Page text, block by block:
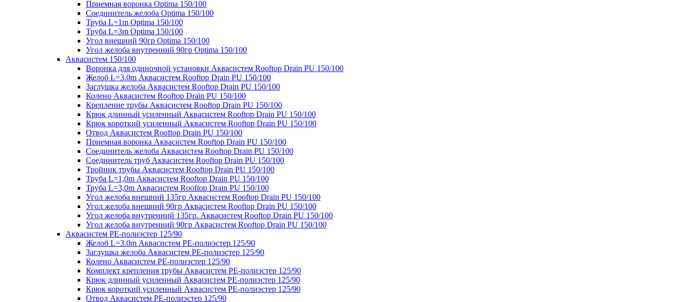
Приемная воронка Optima 150/100
Соединитель желоба Optima 150/100
Труба L=1m Optima 150/100
Труба L=3m Optima 150/100
Угол внешний 90гр Optima 150/100
Угол желоба внутренний 90гр Optima 150/100
Аквасистем 150/100
Воронка для одиночной установки Аквасистем Rooftop Drain PU 150/100
Желоб L=3.0m Аквасистем Rooftop Drain PU 150/100
Заглушка желоба Аквасистем Rooftop Drain PU 150/100
Колено Аквасистем Rooftop Drain PU 150/100
Крепление трубы Аквасистем Rooftop Drain PU 150/100
Крюк длинный усиленный Аквасистем Rooftop Drain PU 150/100
Крюк короткий усиленный Аквасистем Rooftop Drain PU 150/100
Отвод Аквасистем Rooftop Drain PU 150/100
Приемная воронка Аквасистем Rooftop Drain PU 150/100
Соединитель желоба Аквасистем Rooftop Drain PU 150/100
Соединитель труб Аквасистем Rooftop Drain PU 150/100
Тройник трубы Аквасистем Rooftop Drain PU 150/100
Труба L=1,0m Аквасистем Rooftop Drain PU 150/100
Труба L=3,0m Аквасистем Rooftop Drain PU 150/100
Угол желоба внешний 135гр Аквасистем Rooftop Drain PU 150/100
Угол желоба внешний 90гр Аквасистем Rooftop Drain PU 150/100
Угол желоба внутренний 135гр. Аквасистем Rooftop Drain PU 150/100
Угол желоба внутренний 90гр Аквасистем Rooftop Drain PU 150/100
Аквасистем PE-полиэстер 125/90
Желоб L=3.0m Аквасистем PE-полиэстер 125/90
Заглушка желоба Аквасистем PE-полиэстер 125/90
Колено Аквасистем PE-полиэстер 125/90
Комплект крепления трубы Аквасистем PE-полиэстер 125/90
Крюк длинный усиленный Аквасистем PE-полиэстер 125/90
Крюк короткий усиленный Аквасистем PE-полиэстер 125/90
Отвод Аквасистем РЕ-полиэстер 125/90